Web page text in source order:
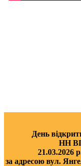
День
НН
21.03.2026
за адресою вул.